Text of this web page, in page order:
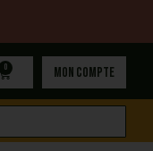
0 Mon compte